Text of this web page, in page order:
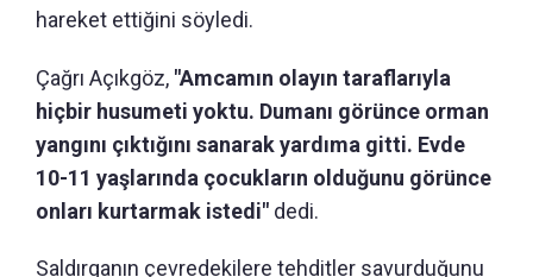
hareket ettiğini söyledi.
Çağrı Açıkgöz, "Amcamın olayın taraflarıyla
hiçbir husumeti yoktu. Dumanı görünce orman
yangını çıktığını sanarak yardıma gitti. Evde
10-11 yaşlarında çocukların olduğunu görünce
onları kurtarmak istedi" dedi.
Saldırganın çevredekilere tehditler savurduğunu